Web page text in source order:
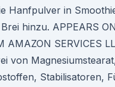
Hanfpulver in
hinzu. APPEARS
AMAZON SERVICES
von
Stabilisatoren,